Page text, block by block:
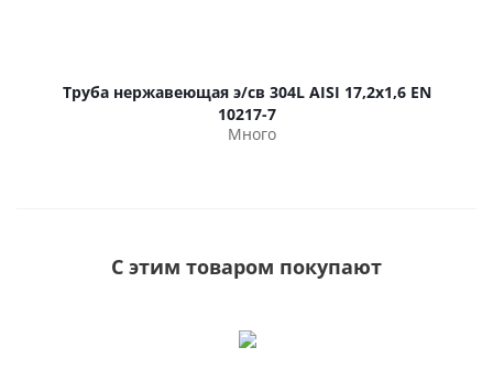
Труба нержавеющая э/св 304L AISI 17,2х1,6 EN
10217-7
Много
С этим товаром покупают